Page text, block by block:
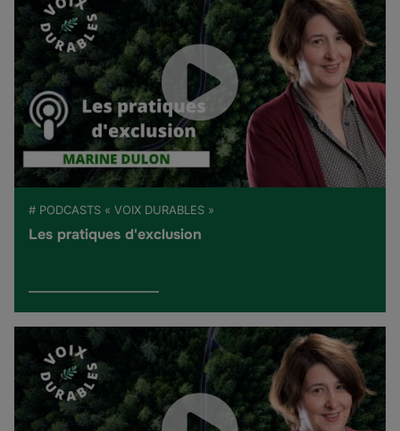
# PODCASTS « VOIX DURABLES »
Les pratiques d'exclusion